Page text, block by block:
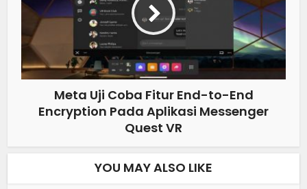
Meta Uji Coba Fitur End-to-End
Encryption Pada Aplikasi Messenger
Quest VR
YOU MAY ALSO LIKE